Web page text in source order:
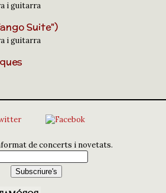
i guitarra
Suite")
i guitarra
de concerts i novetats.